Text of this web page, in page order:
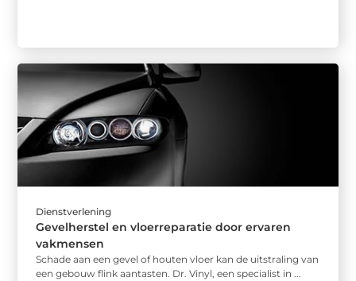
Dienstverlening
Gevelherstel en vloerreparatie door ervaren
vakmensen
Schade aan een gevel of houten vloer kan de uitstraling van
een gebouw flink aantasten. Dr. Vinyl, een specialist in ...